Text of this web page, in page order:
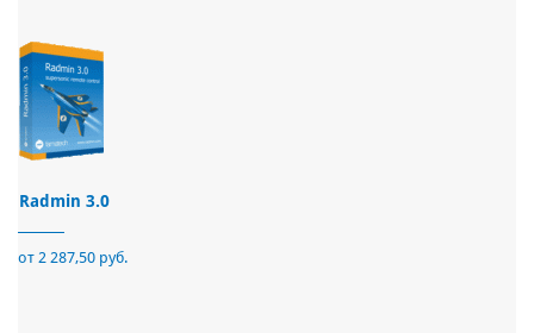
Radmin 3.0
от 2 287,50 руб.